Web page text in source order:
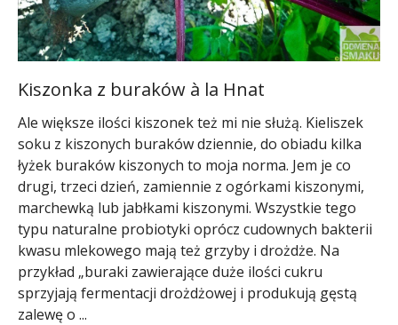
Kiszonka z buraków à la Hnat
Ale większe ilości kiszonek też mi nie służą. Kieliszek
soku z kiszonych buraków dziennie, do obiadu kilka
łyżek buraków kiszonych to moja norma. Jem je co
drugi, trzeci dzień, zamiennie z ogórkami kiszonymi,
marchewką lub jabłkami kiszonymi. Wszystkie tego
typu naturalne probiotyki oprócz cudownych bakterii
kwasu mlekowego mają też grzyby i drożdże. Na
przykład „buraki zawierające duże ilości cukru
sprzyjają fermentacji drożdżowej i produkują gęstą
zalewę o ...